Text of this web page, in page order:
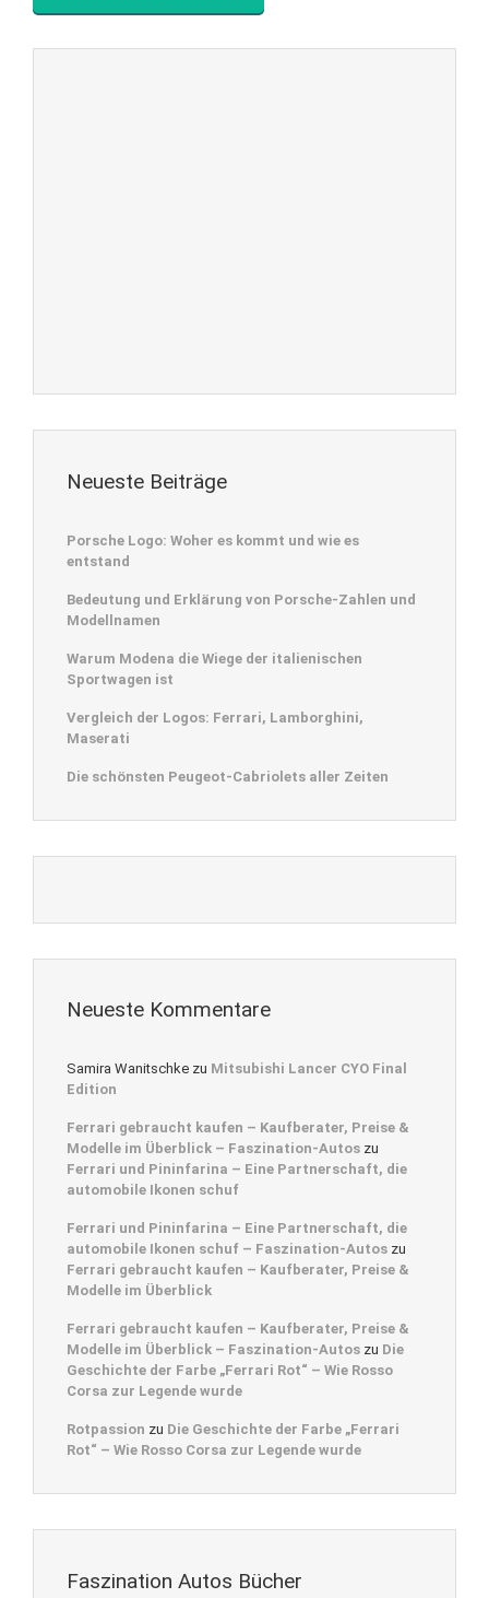
Neueste Beiträge
Porsche Logo: Woher es kommt und wie es
entstand
Bedeutung und Erklärung von Porsche-Zahlen und
Modellnamen
Warum Modena die Wiege der italienischen
Sportwagen ist
Vergleich der Logos: Ferrari, Lamborghini,
Maserati
Die schönsten Peugeot-Cabriolets aller Zeiten
Neueste Kommentare
Samira Wanitschke zu Mitsubishi Lancer CYO Final
Edition
Ferrari gebraucht kaufen – Kaufberater, Preise &
Modelle im Überblick – Faszination-Autos zu
Ferrari und Pininfarina – Eine Partnerschaft, die
automobile Ikonen schuf
Ferrari und Pininfarina – Eine Partnerschaft, die
automobile Ikonen schuf – Faszination-Autos zu
Ferrari gebraucht kaufen – Kaufberater, Preise &
Modelle im Überblick
Ferrari gebraucht kaufen – Kaufberater, Preise &
Modelle im Überblick – Faszination-Autos zu Die
Geschichte der Farbe „Ferrari Rot“ – Wie Rosso
Corsa zur Legende wurde
Rotpassion zu Die Geschichte der Farbe „Ferrari
Rot“ – Wie Rosso Corsa zur Legende wurde
Faszination Autos Bücher